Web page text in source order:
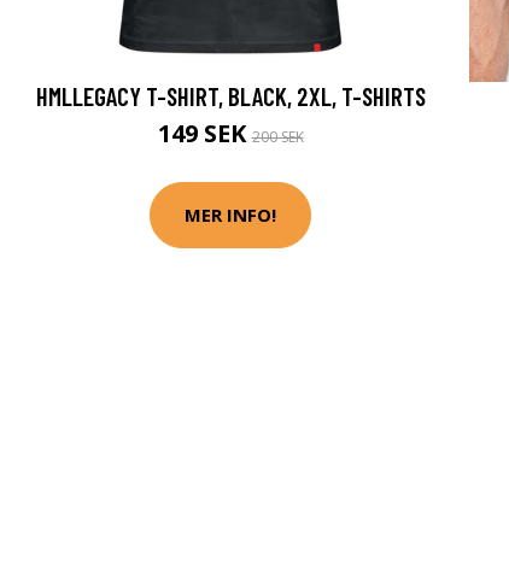
HMLLEGACY T-SHIRT, BLACK, 2XL, T-SHIRTS
149 SEK200 SEK
MER INFO!